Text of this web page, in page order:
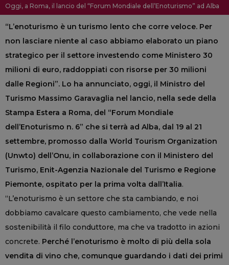
Oggi, a Roma, il lancio del “Forum Mondiale dell’Enoturismo” ad Alba
“L’enoturismo è un turismo lento che corre veloce. Per
non lasciare niente al caso abbiamo elaborato un piano
strategico per il settore investendo come Ministero 30
milioni di euro, raddoppiati con risorse per 30 milioni
dalle Regioni”. Lo ha annunciato, oggi, il Ministro del
Turismo Massimo Garavaglia nel lancio, nella sede della
Stampa Estera a Roma, del “Forum Mondiale
dell’Enoturismo n. 6” che si terrà ad Alba, dal 19 al 21
settembre, promosso dalla World Tourism Organization
(Unwto) dell’Onu, in collaborazione con il Ministero del
Turismo, Enit-Agenzia Nazionale del Turismo e Regione
Piemonte, ospitato per la prima volta dall’Italia.
“L’enoturismo è un settore che sta cambiando, e noi
dobbiamo cavalcare questo cambiamento, che vede nella
sostenibilità il filo conduttore, ma che va tradotto in azioni
concrete. Perché l’enoturismo è molto di più della sola
vendita di vino che, comunque guardando i dati dei primi